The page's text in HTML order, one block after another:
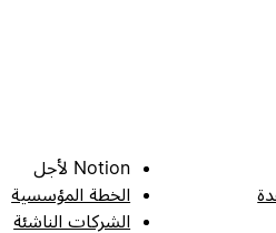
Notion لأجل
الخطة المؤسسية
الشركات الناشئة